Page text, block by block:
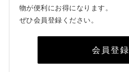
物が便利にお得になります。
ぜひ会員登録ください。
会員登録